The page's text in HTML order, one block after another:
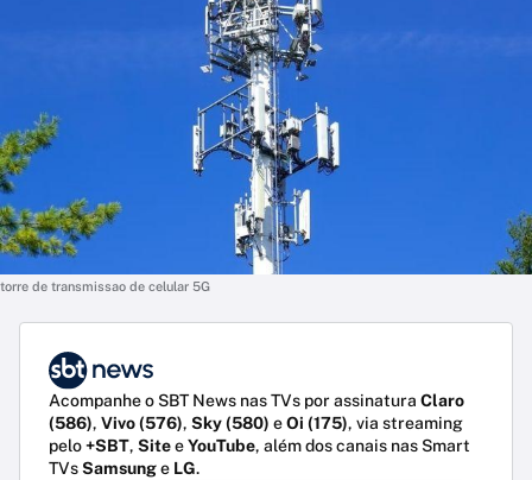
torre de transmissao de celular 5G
Acompanhe o SBT News nas TVs por assinatura Claro
(586), Vivo (576), Sky (580) eOi (175), via streaming
pelo+SBT, SiteeYouTube, além dos canais nas Smart
TVsSamsunge LG.